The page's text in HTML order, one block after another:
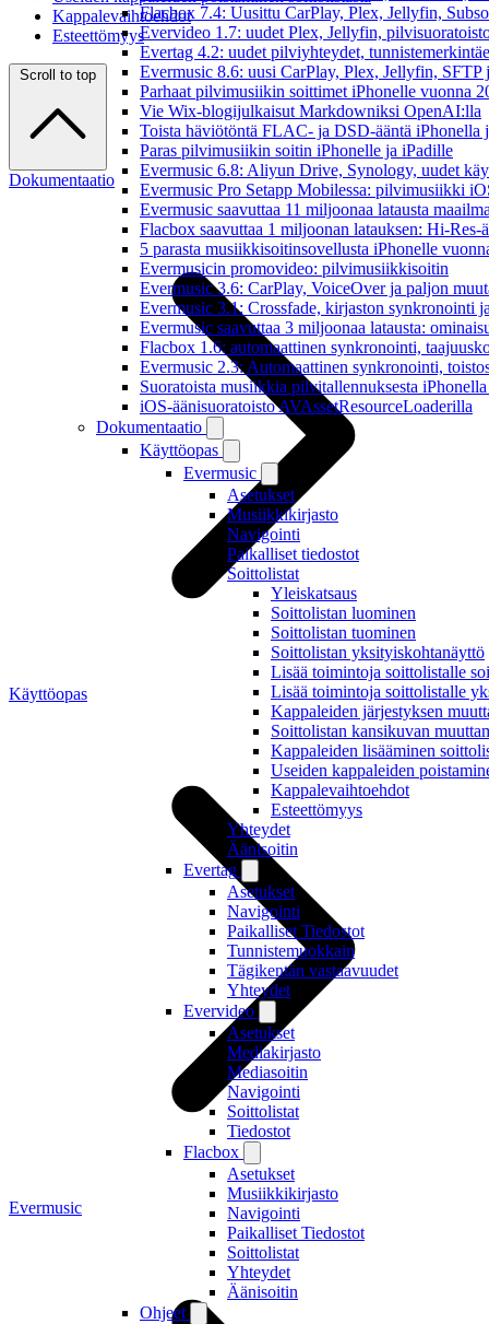
Flacbox 7.4: Uusittu CarPlay, Plex, Jellyfin,
Evervideo 1.7: uudet Plex, Jellyfin,
Evertag 4.2: uudet pilviyhteydet,
Evermusic 8.6: uusi CarPlay, Plex, Jellyfin, SFTP
Parhaat pilvimusiikin soittimet iPhonelle vuonna
Vie Wix-blogijulkaisut Markdowniksi OpenAI:lla
Toista häviötöntä FLAC- ja DSD-ääntä iPhonella
Paras pilvimusiikin soitin iPhonelle ja iPadille
Evermusic 6.8: Aliyun Drive, Synology, uudet
Evermusic Pro Setapp Mobilessa: pilvimusiikki
Evermusic saavuttaa 11 miljoonaa latausta
Flacbox saavuttaa 1 miljoonan latauksen: Hi-Res-
5 parasta musiikkisoitinsovellusta iPhonelle
Evermusicin promovideo: pilvimusiikkisoitin
Evermusic 3.6: CarPlay, VoiceOver ja paljon
Evermusic 3.1: Crossfade, kirjaston synkronointi
Evermusic saavuttaa 3 miljoonaa latausta:
Flacbox 1.6: automaattinen synkronointi,
Evermusic 2.3: Automaattinen synkronointi,
Suoratoista musiikkia pilvitallennuksesta
iOS-äänisuoratoisto AVAssetResourceLoaderilla
Dokumentaatio
Käyttöopas
Evermusic
Asetukset
Musiikkikirjasto
Navigointi
Paikalliset tiedostot
Soittolistat
Yleiskatsaus
Soittolistan luominen
Soittolistan tuominen
Soittolistan yksityiskohtanäyttö
Lisää toimintoja soittolistalle
Lisää toimintoja soittolistalle
Kappaleiden järjestyksen
Soittolistan kansikuvan
Kappaleiden lisääminen
Useiden kappaleiden
Kappalevaihtoehdot
Esteettömyys
Yhteydet
Äänisoitin
Evertag
Asetukset
Navigointi
Paikalliset Tiedostot
Tunnistemuokkain
Tägikentän vastaavuudet
Yhteydet
Evervideo
Asetukset
Mediakirjasto
Mediasoitin
Navigointi
Soittolistat
Tiedostot
Flacbox
Asetukset
Musiikkikirjasto
Navigointi
Paikalliset Tiedostot
Soittolistat
Yhteydet
Äänisoitin
Ohjeet
Kappalevaihtoehdot
Esteettömyys
Scroll to top
Dokumentaatio
Käyttöopas
Evermusic